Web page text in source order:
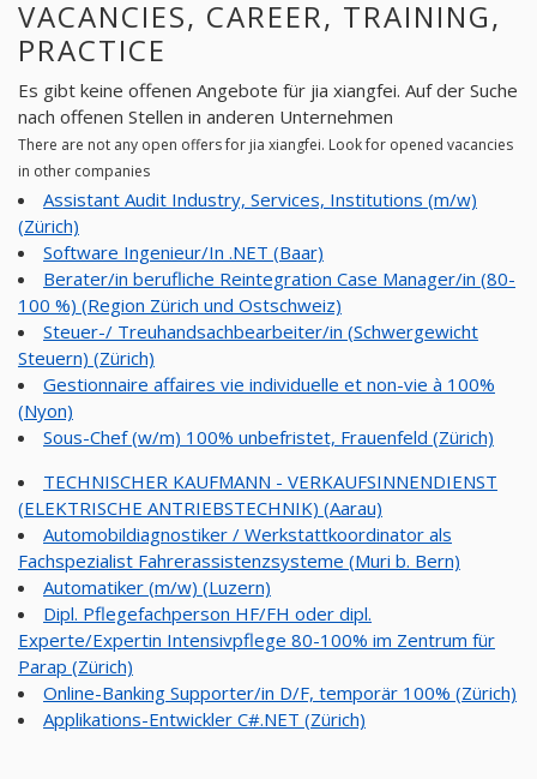
VACANCIES, CAREER, TRAINING,
PRACTICE
Es gibt keine offenen Angebote für jia xiangfei. Auf der Suche
nach offenen Stellen in anderen Unternehmen
There are not any open offers for jia xiangfei. Look for opened vacancies
in other companies
Assistant Audit Industry, Services, Institutions (m/w)
(Zürich)
Software Ingenieur/In .NET (Baar)
Berater/in berufliche Reintegration Case Manager/in (80-
100 %) (Region Zürich und Ostschweiz)
Steuer-/ Treuhandsachbearbeiter/in (Schwergewicht
Steuern) (Zürich)
Gestionnaire affaires vie individuelle et non-vie à 100%
(Nyon)
Sous-Chef (w/m) 100% unbefristet, Frauenfeld (Zürich)
TECHNISCHER KAUFMANN - VERKAUFSINNENDIENST
(ELEKTRISCHE ANTRIEBSTECHNIK) (Aarau)
Automobildiagnostiker / Werkstattkoordinator als
Fachspezialist Fahrerassistenzsysteme (Muri b. Bern)
Automatiker (m/w) (Luzern)
Dipl. Pflegefachperson HF/FH oder dipl.
Experte/Expertin Intensivpflege 80-100% im Zentrum für
Parap (Zürich)
Online-Banking Supporter/in D/F, temporär 100% (Zürich)
Applikations-Entwickler C#.NET (Zürich)